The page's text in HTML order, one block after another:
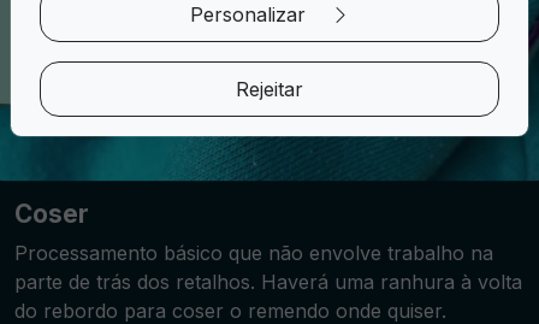
Coser
Processamento básico que não envolve trabalho na
parte de trás dos retalhos. Haverá uma ranhura à volta
do rebordo para coser o remendo onde quiser.
Personalizar
Rejeitar